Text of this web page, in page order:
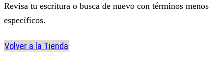
Revisa tu escritura o busca de nuevo con términos menos
específicos.
Volver a la Tienda